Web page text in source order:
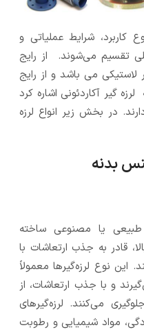
کاربرد، شرایط عملیاتی و
تقسیم می‌شوند. از رایج
لاستیکی می باشد و از رایج
گیر آکاردئونی اشاره کرد
در بخش زیر انواع لرزه
بدنه
طبیعی یا مصنوعی ساخته
قادر به جذب ارتعاشات با
نوع لرزه‌گیرها معمولاً
و با جذب ارتعاشات، از
می‌کنند. لرزه‌گیرهای
مواد شیمیایی و رطوبت